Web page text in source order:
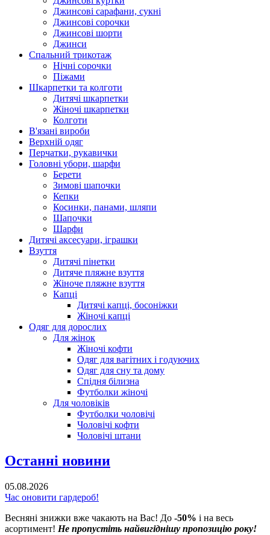
Джинсові сарафани, сукні
Джинсові сорочки
Джинсові шорти
Джинси
Спальний трикотаж
Нічні сорочки
Піжами
Шкарпетки та колготи
Дитячі шкарпетки
Жіночі шкарпетки
Колготи
В'язані вироби
Верхній одяг
Перчатки, рукавички
Головні убори, шарфи
Берети
Зимові шапочки
Кепки
Косинки, панами, шляпи
Шапочки
Шарфи
Дитячі аксесуари, іграшки
Взуття
Дитячі пінетки
Дитяче пляжне взуття
Жіноче пляжне взуття
Капці
Дитячі капці, босоніжки
Жіночі капці
Одяг для дорослих
Для жінок
Жіночі кофти
Одяг для вагітних і годуючих
Одяг для сну та дому
Спідня білизна
Футболки жіночі
Для чоловіків
Футболки чоловічі
Чоловічі кофти
Чоловічі штани
Останні новини
05.08.2026
Час оновити гардероб!
Весняні знижки вже чакають на Вас! До -50% і на весь
асортимент! Не пропустіть найвигіднішу пропозицію року!